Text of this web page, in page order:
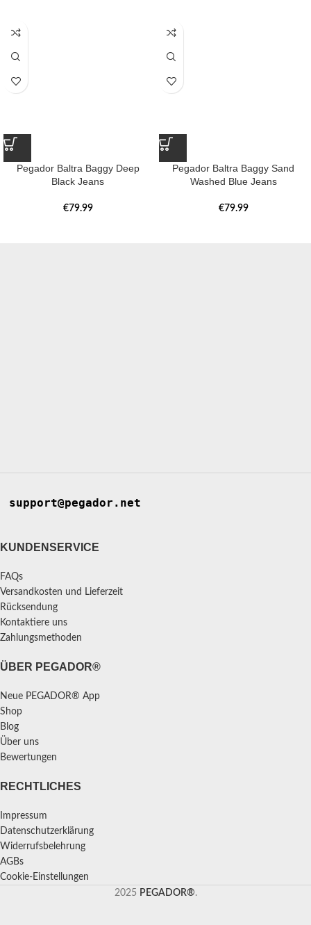
Pegador Baltra Baggy Deep
Black Jeans
€79.99
Pegador Baltra Baggy Sand
Washed Blue Jeans
€79.99
support@pegador.net
KUNDENSERVICE
FAQs
Versandkosten und Lieferzeit
Rücksendung
Kontaktiere uns
Zahlungsmethoden
ÜBER PEGADOR®
Neue PEGADOR® App
Shop
Blog
Über uns
Bewertungen
RECHTLICHES
Impressum
Datenschutzerklärung
Widerrufsbelehrung
AGBs
Cookie-Einstellungen
2025 PEGADOR®.